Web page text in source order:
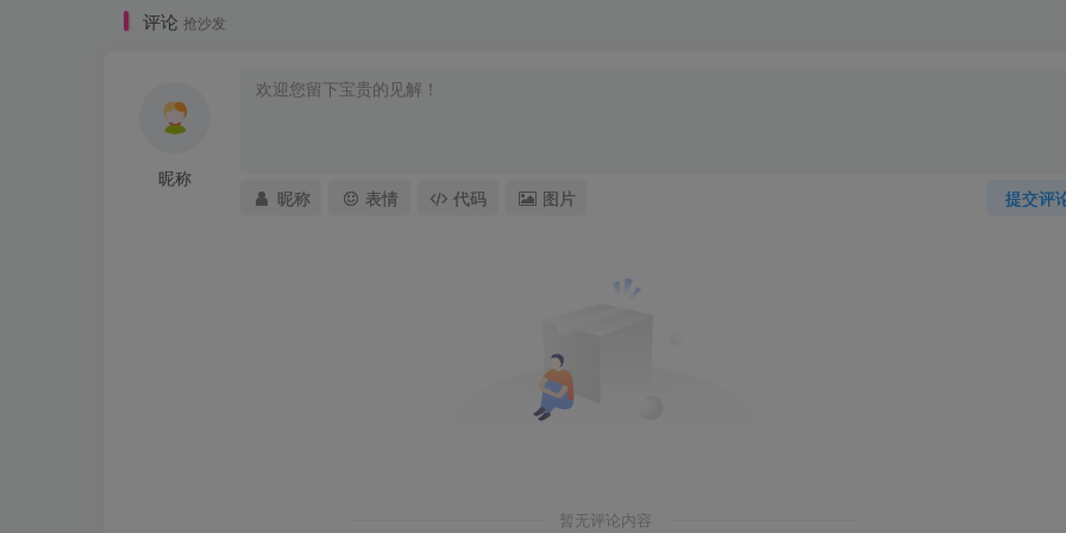
评论 抢沙发
昵称
提交评
昵称 表情 代码 图片
暂无评论内容